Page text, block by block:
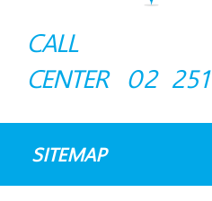
CALL
CENTER 02
SITEMAP